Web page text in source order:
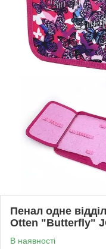
Пенал одне
Otten "Butterfly"
В наявності